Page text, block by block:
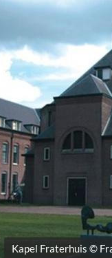
Kapel Fraterhuis ©